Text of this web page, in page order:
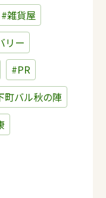
#雑貨屋
リー
#PR
町バル秋の陣